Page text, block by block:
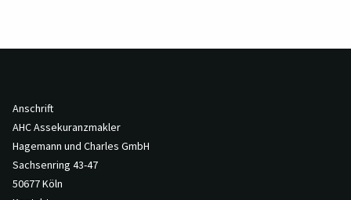
Anschrift
AHC Assekuranzmakler
Hagemann und Charles GmbH
Sachsenring 43-47
50677 Köln